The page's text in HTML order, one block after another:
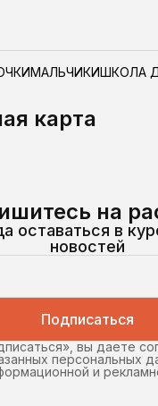
МАЛЬЧИКИШКОЛА
карта
на
оставаться в
новостей
Подписаться
вы даете
персональных
и